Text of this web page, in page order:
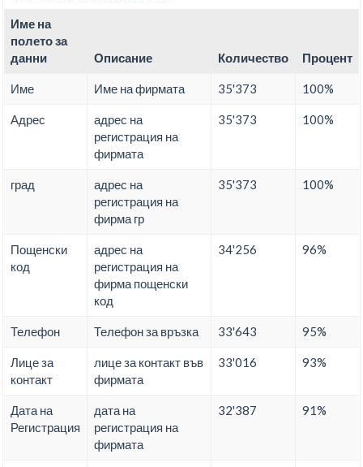
Име на
полето за
данни
Описание Количество Процент
Име Име на фирмата 35'373 100%
Адрес
адрес на
регистрация на
фирмата
35'373 100%
град
адрес на
регистрация на
фирма гр
35'373 100%
Пощенски
код
адрес на
регистрация на
фирма пощенски
код
34'256 96%
Телефон Телефон за връзка 33'643 95%
Лице за
контакт
лице за контакт във
фирмата
33'016 93%
Дата на
Регистрация
дата на
регистрация на
фирмата
32'387 91%